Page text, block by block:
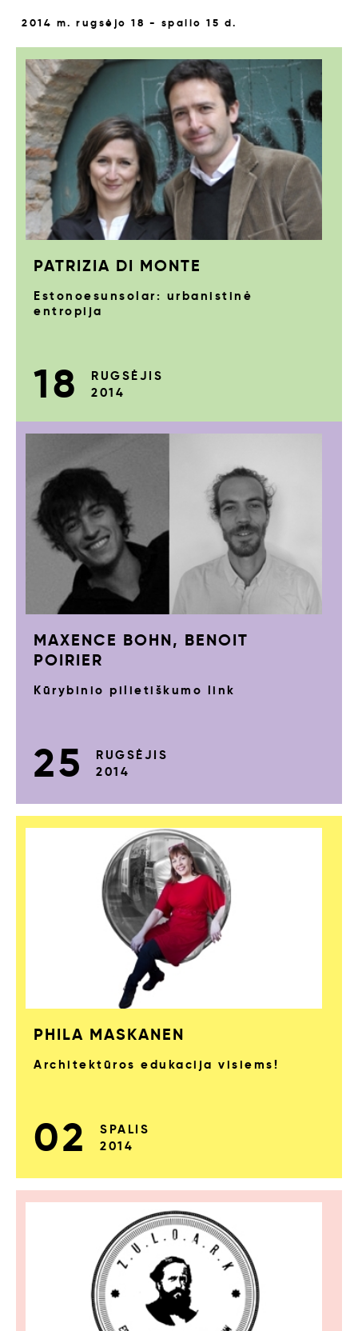
2014 m. rugsėjo 18 - spalio 15 d.
PATRIZIA DI MONTE
Estonoesunsolar: urbanistinė
entropija
18
RUGSĖJIS
2014
MAXENCE BOHN, BENOIT
POIRIER
Kūrybinio pilietiškumo link
25
RUGSĖJIS
2014
PHILA MASKANEN
Architektūros edukacija visiems!
02
SPALIS
2014